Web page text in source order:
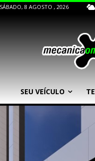
SÁBADO, 8 AGOSTO , 2026
SEU VEÍCULO